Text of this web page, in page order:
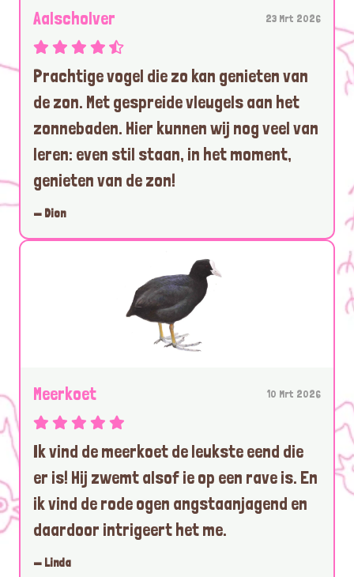
Aalscholver 23 Mrt 2026
Prachtige vogel die zo kan genieten van
de zon. Met gespreide vleugels aan het
zonnebaden. Hier kunnen wij nog veel van
leren: even stil staan, in het moment,
genieten van de zon!
— Dion
Meerkoet 10 Mrt 2026
Ik vind de meerkoet de leukste eend die
er is! Hij zwemt alsof ie op een rave is. En
ik vind de rode ogen angstaanjagend en
daardoor intrigeert het me.
— Linda